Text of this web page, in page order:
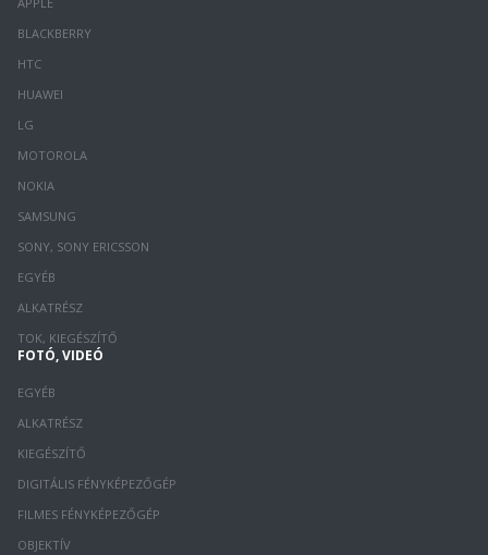
BLACKBERRY
HTC
HUAWEI
LG
MOTOROLA
NOKIA
SAMSUNG
SONY, SONY ERICSSON
EGYÉB
ALKATRÉSZ
TOK, KIEGÉSZÍTŐ
FOTÓ, VIDEÓ
EGYÉB
ALKATRÉSZ
KIEGÉSZÍTŐ
DIGITÁLIS FÉNYKÉPEZŐGÉP
FILMES FÉNYKÉPEZŐGÉP
OBJEKTÍV